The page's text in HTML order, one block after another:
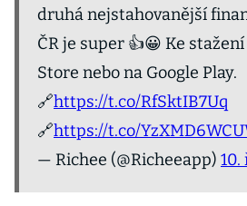
druhá nejstahovanější
ČR je super 👍😀 Ke
Store nebo na Google Play.
🔗https://t.co/RfSktIB7Uq
🔗https://t.co/
— Richee (@Richeeapp) 10.